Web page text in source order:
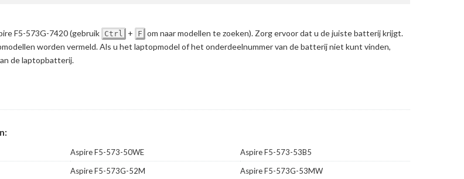
F5-573G-7420(gebruik Ctrl + F om naar modellen te zoeken). Zorg ervoor dat u de juiste batterij krijgt.
worden vermeld. Als u het laptopmodel of het onderdeelnummer van de batterij niet kunt vinden,
de laptopbatterij.
Aspire F5-573-50WE
Aspire F5-573-53B5
Aspire F5-573G-52M
Aspire F5-573G-53MW